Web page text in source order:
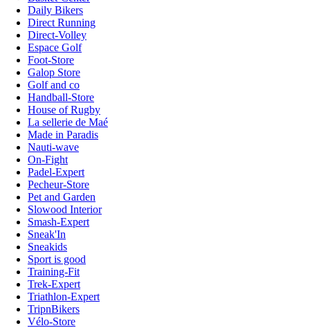
Daily Bikers
Direct Running
Direct-Volley
Espace Golf
Foot-Store
Galop Store
Golf and co
Handball-Store
House of Rugby
La sellerie de Maé
Made in Paradis
Nauti-wave
On-Fight
Padel-Expert
Pecheur-Store
Pet and Garden
Slowood Interior
Smash-Expert
Sneak'In
Sneakids
Sport is good
Training-Fit
Trek-Expert
Triathlon-Expert
TripnBikers
Vélo-Store